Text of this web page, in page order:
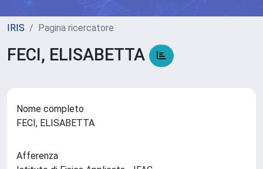
IRIS Pagina ricercatore
FECI, ELISABETTA
Nome completo
FECI, ELISABETTA
Afferenza